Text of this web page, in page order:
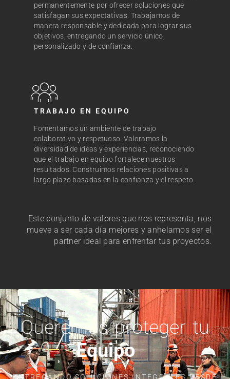
permanentemente por ofrecer soluciones que
satisfagan sus expectativas. Trabajamos de
manera responsable y dedicada para lograr sus
objetivos, entregando un servicio único,
personalizado y de confianza.
TRABAJO EN EQUIPO
Fomentamos un ambiente de trabajo
colaborativo y respetuoso. Valoramos la
diversidad de ideas y experiencias, reconociendo
que el trabajo en equipo fortalece nuestros
resultados. Construimos relaciones positivas a
largo plazo basadas en la confianza y el respeto.
Este conjunto de valores que nos representa, nos
mueve a ser cada día mejores y anhelamos ser el
partner ideal para enfrentar tus proyectos.
Queremos proteger tu
Vida
ENTREGANDO SOLUCIONES INTEGRALES DESDE